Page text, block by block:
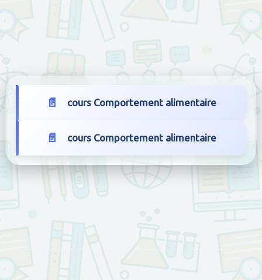
cours Comportement alimentaire
cours Comportement alimentaire